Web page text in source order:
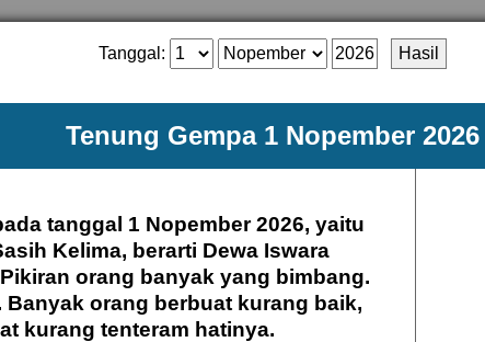
Tanggal:
Tenung Gempa 1 Nopember 2026
tanggal 1 Nopember 2026, yaitu
Kelima, berarti Dewa Iswara
orang banyak yang bimbang.
orang berbuat kurang baik,
kurang tenteram hatinya.